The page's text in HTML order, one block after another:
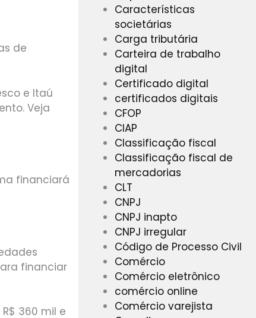
de
e Itaú
Veja
financiará
financiar
360 mil e
Características
societárias
Carga tributária
Carteira de trabalho
digital
Certificado digital
certificados digitais
CFOP
CIAP
Classificação fiscal
Classificação fiscal de
mercadorias
CLT
CNPJ
CNPJ inapto
CNPJ irregular
Código de Processo Civil
Comércio
Comércio eletrônico
comércio online
Comércio varejista